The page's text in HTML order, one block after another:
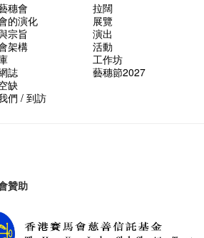
穗會
的演化
宗旨
架構
誌
缺
們 / 到訪
拉闊
展覽
演出
活動
工作坊
藝穗節2027
贊助